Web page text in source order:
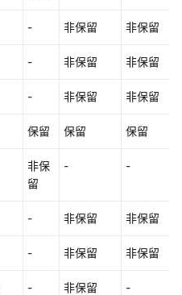
- 非保留 非保留
- 非保留 非保留
- 非保留 非保留
保留 保留 保留
非保
留
- -
- 非保留 非保留
- 非保留 非保留
- 非保留 -